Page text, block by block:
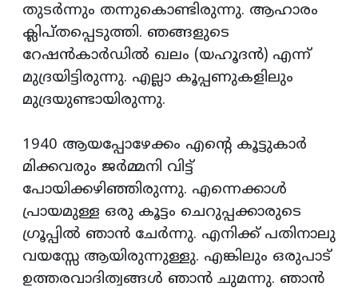
തുടര്‍ന്നും തന്നുകൊണ്ടിരുന്നു. ആഹാരം
ക്ലിപ്തപ്പെടുത്തി. ഞങ്ങളുടെ
റേഷന്‍കാര്‍ഡില്‍ ഖലം (യഹൂദന്‍) എന്ന്
മുദ്രയിട്ടിരുന്നു. എല്ലാ കൂപ്പണുകളിലും
മുദ്രയുണ്ടായിരുന്നു.
1940 ആയപ്പോഴേക്കം എന്റെ കൂട്ടുകാര്‍
മിക്കവരും ജര്‍മ്മനി വിട്ട്
പോയിക്കഴിഞ്ഞിരുന്നു. എന്നെക്കാള്‍
പ്രായമുള്ള ഒരു കൂട്ടം ചെറുപ്പക്കാരുടെ
ഗ്രൂപ്പില്‍ ഞാന്‍ ചേര്‍ന്നു. എനിക്ക് പതിനാലു
വയസ്സേ ആയിരുന്നുള്ളു. എങ്കിലും ഒരുപാട്
ഉത്തരവാദിത്വങ്ങള്‍ ഞാന്‍ ചുമന്നു. ഞാന്‍